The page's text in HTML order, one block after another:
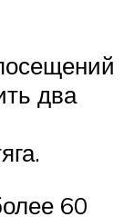
два
60